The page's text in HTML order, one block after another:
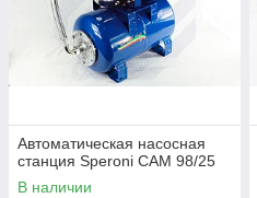
Автоматическая насосная
станция Speroni CAM 98/25
В наличии